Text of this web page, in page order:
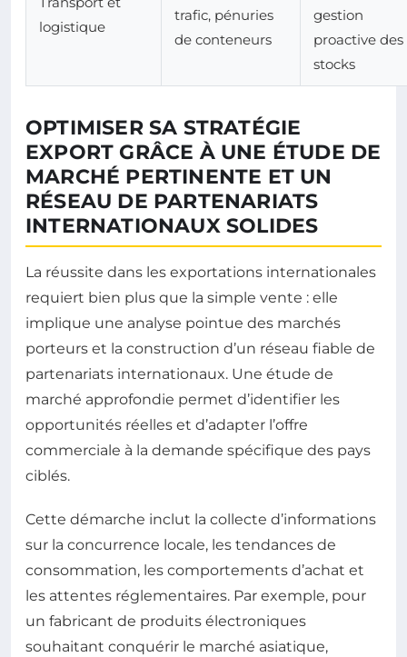
logistique
trafic, pénuries
de conteneurs
gestion
proactive des
stocks
OPTIMISER SA STRATÉGIE
EXPORT GRÂCE À UNE ÉTUDE DE
MARCHÉ PERTINENTE ET UN
RÉSEAU DE PARTENARIATS
INTERNATIONAUX SOLIDES
La réussite dans les exportations internationales
requiert bien plus que la simple vente : elle
implique une analyse pointue des marchés
porteurs et la construction d’un réseau fiable de
partenariats internationaux. Une étude de
marché approfondie permet d’identifier les
opportunités réelles et d’adapter l’offre
commerciale à la demande spécifique des pays
ciblés.
Cette démarche inclut la collecte d’informations
sur la concurrence locale, les tendances de
consommation, les comportements d’achat et
les attentes réglementaires. Par exemple, pour
un fabricant de produits électroniques
souhaitant conquérir le marché asiatique,